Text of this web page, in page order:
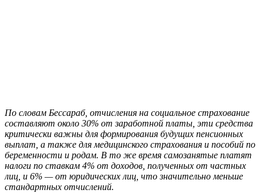
По словам Бессараб, отчисления на социальное страхование
составляют около 30% от заработной платы, эти средства
критически важны для формирования будущих пенсионных
выплат, а также для медицинского страхования и пособий по
беременности и родам. В то же время самозанятые платят
налоги по ставкам 4% от доходов, полученных от частных
лиц, и 6% — от юридических лиц, что значительно меньше
стандартных отчислений.